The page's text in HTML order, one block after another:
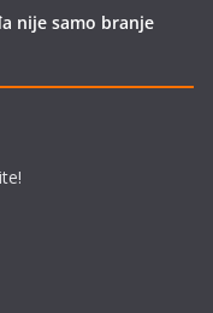
nije samo branje